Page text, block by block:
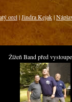
orel|Jindra Kejak|
Žížeň Band před